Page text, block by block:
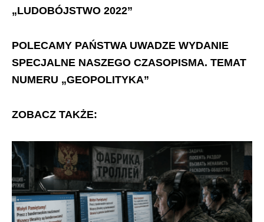
„LUDOBÓJSTWO 2022”
POLECAMY PAŃSTWA UWADZE WYDANIE
SPECJALNE NASZEGO CZASOPISMA. TEMAT
NUMERU „GEOPOLITYKA”
ZOBACZ TAKŻE: